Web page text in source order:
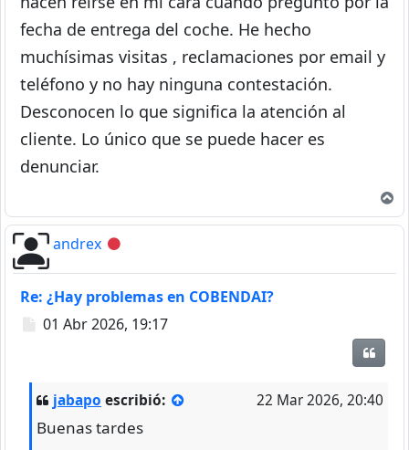
fecha de entrega del coche. He hecho
muchísimas visitas , reclamaciones por email y
teléfono y no hay ninguna contestación.
Desconocen lo que significa la atención al
cliente. Lo único que se puede hacer es
denunciar.
andrex Desconectado
Re: ¿Hay problemas en COBENDAI?
Mensaje
01 Abr 2026, 19:17
jabapo escribió: 22 Mar 2026, 20:40
Buenas tardes